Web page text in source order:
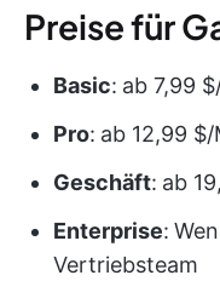
Preise für
Basic: ab 7,99
Pro: ab 12,99
Geschäft: ab
Enterprise:
Vertriebsteam